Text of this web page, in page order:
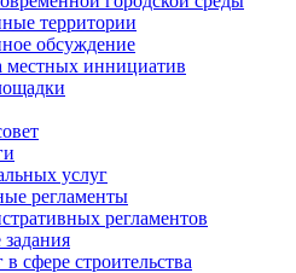
территории
обсуждение
местных иннициатив
услуг
регламенты
регламентов
сфере строительства